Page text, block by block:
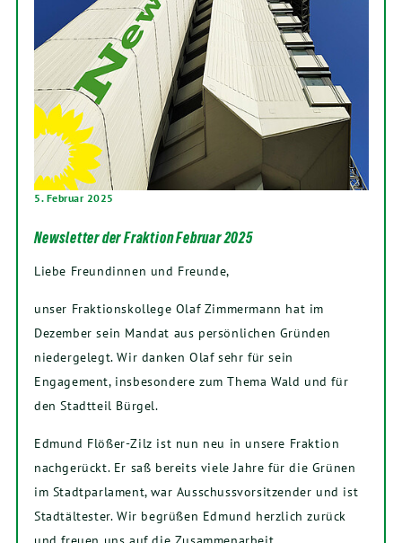
5. Februar 2025
Newsletter der Fraktion Februar 2025
Liebe Freundinnen und Freunde,
unser Fraktionskollege Olaf Zimmermann hat im
Dezember sein Mandat aus persönlichen Gründen
niedergelegt. Wir danken Olaf sehr für sein
Engagement, insbesondere zum Thema Wald und für
den Stadtteil Bürgel.
Edmund Flößer-Zilz ist nun neu in unsere Fraktion
nachgerückt. Er saß bereits viele Jahre für die Grünen
im Stadtparlament, war Ausschussvorsitzender und ist
Stadtältester. Wir begrüßen Edmund herzlich zurück
und freuen uns auf die Zusammenarbeit.